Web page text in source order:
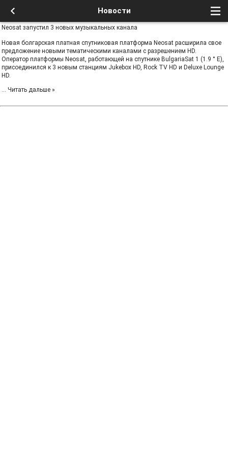
Новости
Neosat запустил 3 новых музыкальных канала
Новая болгарская платная спутниковая платформа Neosat расширила свое
предложение новыми тематическими каналами с разрешением HD.
Оператор платформы Neosat, работающей на спутнике BulgariaSat 1 (1.9 ° E),
присоединился к 3 новым станциям Jukebox HD, Rock TV HD и Deluxe Lounge
HD.
... Читать дальше »